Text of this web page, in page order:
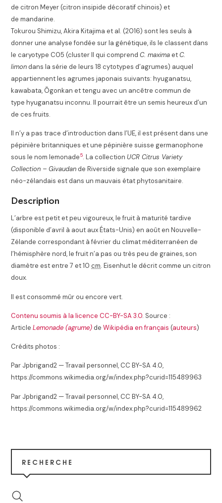
de citron Meyer (citron insipide décoratif chinois) et
de mandarine.
Tokurou Shimizu, Akira Kitajima et al. (2016) sont les seuls à
donner une analyse fondée sur la génétique, ils le classent dans
le caryotype C05 (cluster II qui comprendC. maximaetC.
limondans la série de leurs 18 cytotypes d’agrumes) auquel
appartiennent les agrumes japonais suivants: hyuganatsu,
kawabata, Ōgonkan et tengu avec un ancêtre commun de
type hyuganatsu inconnu. Il pourrait être un semis heureux d’un
de ces fruits.
Il n’y a pas trace d’introduction dans l’UE, il est présent dans une
pépinière britanniques et une pépinière suisse germanophone
sous le nom lemonade5. La collectionUCR Citrus Variety
Collection – Givaudande Riverside signale que son exemplaire
néo-zélandais est dans un mauvais état phytosanitaire.
Description
L’arbre est petit et peu vigoureux, le fruit à maturité tardive
(disponible d’avril à aout aux États-Unis) en août en Nouvelle-
Zélande correspondant à février du climat méditerranéen de
l’hémisphère nord, le fruit n’a pas ou très peu de graines, son
diamètre est entre 7 et 10cm. Eisenhut le décrit comme un citron
doux.
Il est consommé mûr ou encore vert.
Contenu soumis à la licence CC-BY-SA 3.0. Source :
ArticleLemonade (agrume)deWikipédia en français (auteurs)
Crédits photos :
Par Jpbrigand2 — Travail personnel, CC BY-SA 4.0,
https://commons.wikimedia.org/w/index.php?curid=115489963
Par Jpbrigand2 — Travail personnel, CC BY-SA 4.0,
https://commons.wikimedia.org/w/index.php?curid=115489962
RECHERCHE